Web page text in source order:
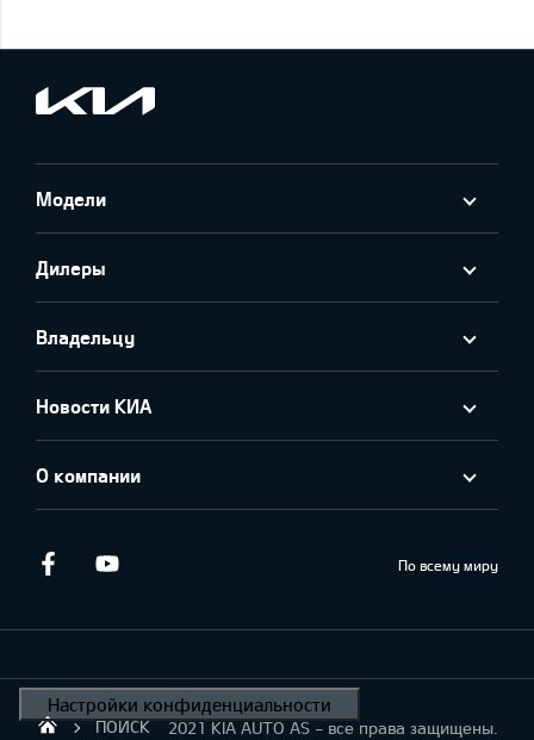
Модели
Дилеры
Владельцу
Новости КИА
О компании
Facebook По всему миру
ПОИСК 2021 KIA AUTO AS - все права защищены.